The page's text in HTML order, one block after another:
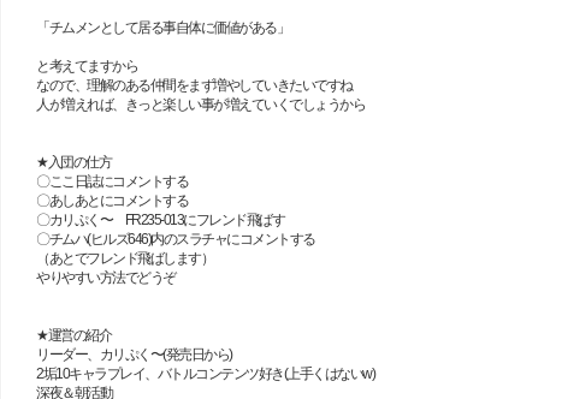
「チムメンとして居る事自体に価値がある」
と考えてますから
なので、理解のある仲間をまず増やしていきたいですね
人が増えれば、きっと楽しい事が増えていくでしょうから
★入団の仕方
〇ここ日誌にコメントする
〇あしあとにコメントする
〇カリぷく〜 FR235-013にフレンド飛ばす
〇チムハ(ヒルズ646)内のスラチャにコメントする
（あとでフレンド飛ばします）
やりやすい方法でどうぞ
★運営の紹介
リーダー、カリぷく〜(発売日から)
2垢10キャラプレイ、バトルコンテンツ好き(上手くはないw)
深夜＆朝活動